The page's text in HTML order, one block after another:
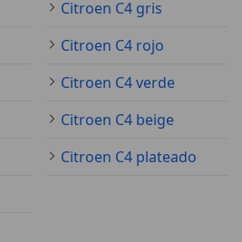
Citroen C4 gris
Citroen C4 rojo
Citroen C4 verde
Citroen C4 beige
Citroen C4 plateado